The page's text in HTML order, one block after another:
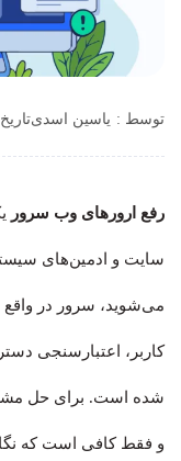
توسط : یاسین اسدیتاریخ
رفع ارورهای وب سرور
می‌شوید، سرور در
کاربر، اعتبارسنجی
شده است. برای حل
و فقط کافی است که